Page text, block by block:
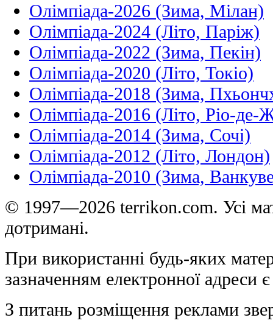
Олімпіада-2026 (Зима, Мілан)
Олімпіада-2024 (Літо, Паріж)
Олімпіада-2022 (Зима, Пекін)
Олімпіада-2020 (Літо, Токіо)
Олімпіада-2018 (Зима,
Олімпіада-2016 (Літо, Ріо-де-
Олімпіада-2014 (Зима, Сочі)
Олімпіада-2012 (Літо, Лондон)
Олімпіада-2010 (Зима,
© 1997—2026 terrikon.com. Усі
дотримані.
При використанні будь-яких
зазначенням електронної адреси
З питань розміщення реклами